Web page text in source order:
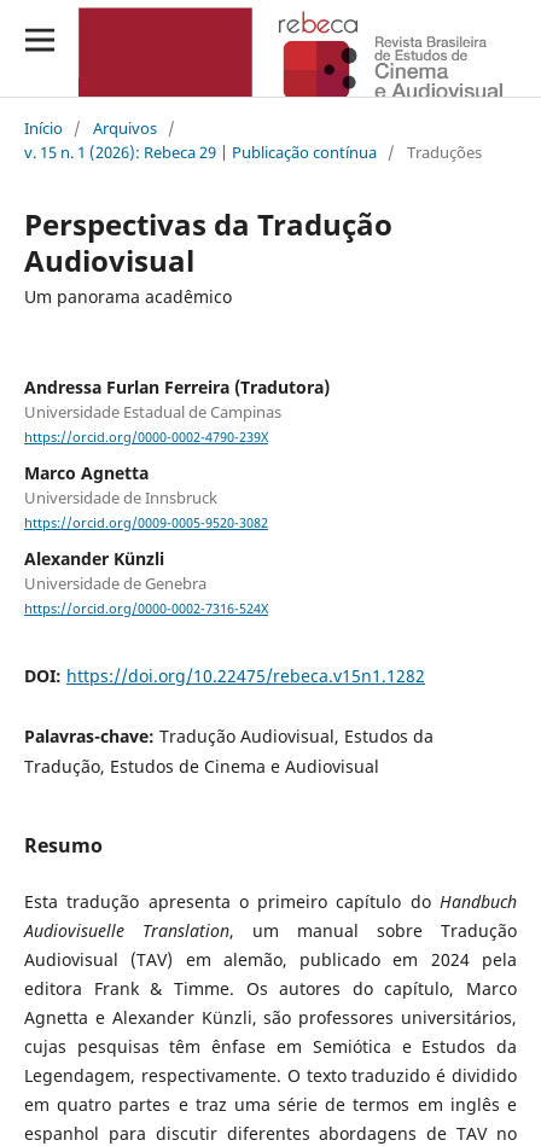
Início / Arquivos /
v. 15 n. 1 (2026): Rebeca 29 | Publicação contínua / Traduções
Perspectivas da Tradução
Audiovisual
Um panorama acadêmico
Andressa Furlan Ferreira (Tradutora)
Universidade Estadual de Campinas
https://orcid.org/0000-0002-4790-239X
Marco Agnetta
Universidade de Innsbruck
https://orcid.org/0009-0005-9520-3082
Alexander Künzli
Universidade de Genebra
https://orcid.org/0000-0002-7316-524X
DOI: https://doi.org/10.22475/rebeca.v15n1.1282
Palavras-chave: Tradução Audiovisual, Estudos da
Tradução, Estudos de Cinema e Audiovisual
Resumo
Esta tradução apresenta o primeiro capítulo do Handbuch
Audiovisuelle Translation, um manual sobre Tradução
Audiovisual (TAV) em alemão, publicado em 2024 pela
editora Frank & Timme. Os autores do capítulo, Marco
Agnetta e Alexander Künzli, são professores universitários,
cujas pesquisas têm ênfase em Semiótica e Estudos da
Legendagem, respectivamente. O texto traduzido é dividido
em quatro partes e traz uma série de termos em inglês e
espanhol para discutir diferentes abordagens de TAV no